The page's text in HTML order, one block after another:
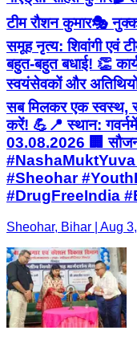
टीम रौशन कुमार ​🎭
समूह नृत्य: शिवांगी एवं
बहुत-बहुत बधाई! 👏
स्वयंसेवकों और
सब मिलकर एक स्वस्थ,
करें! 💪 ​📍 स्थान:
03.08.2026 🏢
#Sheohar
#DrugFreeIndia
Sheohar, Bihar | Aug